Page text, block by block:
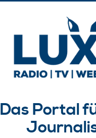
Das Portal